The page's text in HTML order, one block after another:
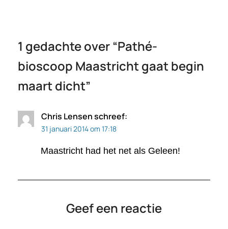
1 gedachte over “Pathé-
bioscoop Maastricht gaat begin
maart dicht”
Chris Lensenschreef:
31 januari 2014 om 17:18
Maastricht had het net als Geleen!
Geef een reactie